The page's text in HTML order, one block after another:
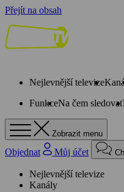
Přejít na obsah
Nejlevnější televize
FunkceNa čem
Zobrazit menu
Objednat Můj účet
Nejlevnější televize
Kanály